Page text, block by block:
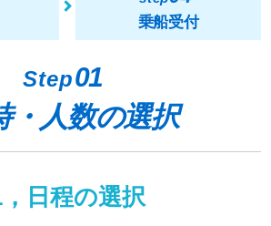
乗船受付
Step01
・人数の選択
日程の選択